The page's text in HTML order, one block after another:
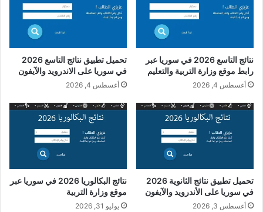
نتائج التاسع 2026 في سوريا عبر
رابط موقع وزارة التربية والتعليم
أغسطس 4, 2026
تحميل تطبيق نتائج التاسع 2026
في سوريا على الاندرويد والآيفون
أغسطس 4, 2026
تحميل تطبيق نتائج الثانوية 2026
في سوريا على الأندرويد والآيفون
أغسطس 3, 2026
نتائج البكالوريا 2026 في سوريا عبر
موقع وزارة التربية
يوليو 31, 2026